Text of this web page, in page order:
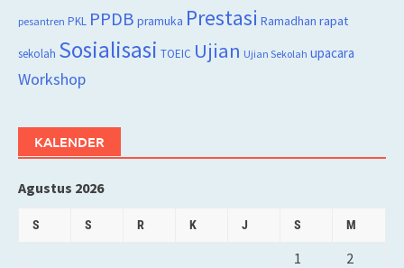
pesantren PKL PPDB pramuka Prestasi Ramadhan rapat
sekolah Sosialisasi TOEIC Ujian Ujian Sekolah upacara
Workshop
KALENDER
Agustus 2026
S S R K J S M
1
2